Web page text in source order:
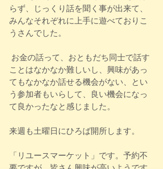
らず、じっくり話を聞く事が出来て、
みんなそれぞれに上手に遊べておりこ
うさんでした。
ことはなかなか難しいし、興味があっ
てもなかなか話せる機会がない、とい
う参加者もいらして、良い機会になっ
て良かったなと感じました。
来週も土曜日にひろば開所します。
「リユースマーケット」です。予約不